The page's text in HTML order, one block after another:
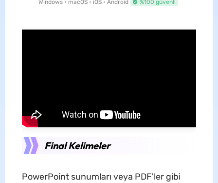
Windows • macOS • iOS • Android %100 güvenli
Final Kelimeler
PowerPoint sunumları veya PDF'ler gibi